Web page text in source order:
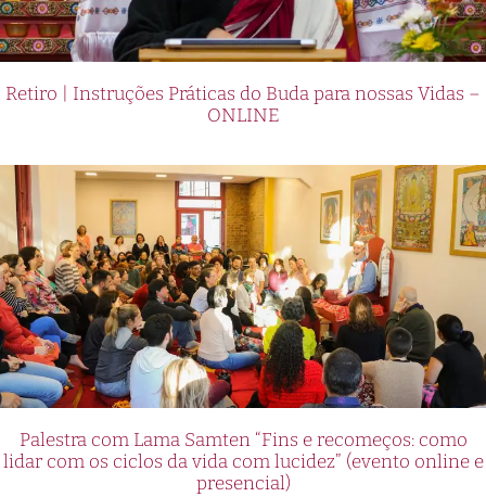
Retiro | Instruções Práticas do Buda para nossas Vidas –
ONLINE
Palestra com Lama Samten “Fins e recomeços: como
lidar com os ciclos da vida com lucidez” (evento online e
presencial)